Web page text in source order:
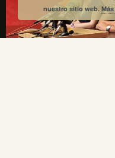
nuestro sitio web.